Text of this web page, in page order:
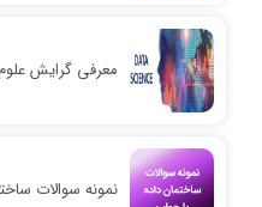
معرفی گرایش
نمونه سوالات